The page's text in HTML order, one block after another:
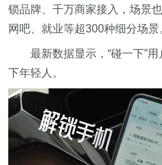
锁品牌、千万商家接入，场景
网吧、就业等超300种细分场景
最新数据显示，“碰一下”
下年轻人。